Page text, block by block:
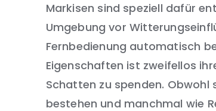
Markisen sind speziell dafür
Umgebung vor
Fernbedienung automatisch
Eigenschaften ist zweifellos
Schatten zu spenden.
bestehen und manchmal wie